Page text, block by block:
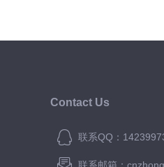
Contact Us
联系QQ：